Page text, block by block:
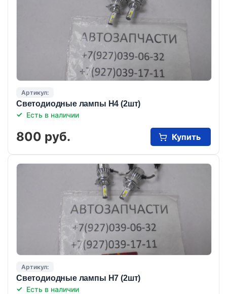
Артикул:
Светодиодные лампы Н4 (2шт)
Есть в наличии
800 руб. Купить
Артикул:
Светодиодные лампы Н7 (2шт)
Есть в наличии